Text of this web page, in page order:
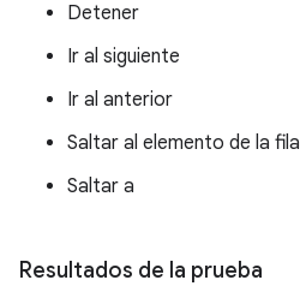
Detener
Ir al siguiente
Ir al anterior
Saltar al elemento de la fila
Saltar a
Resultados de la prueba